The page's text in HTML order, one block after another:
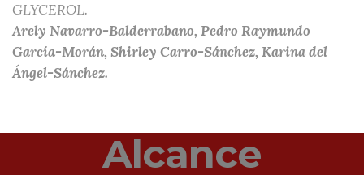
GLYCEROL.
Arely Navarro-Balderrabano, Pedro Raymundo
García-Morán, Shirley Carro-Sánchez, Karina del
Ángel-Sánchez.
Alcance